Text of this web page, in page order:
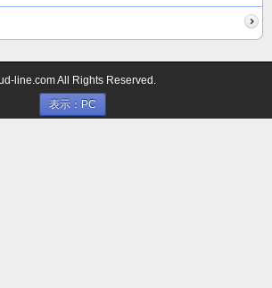
line.com All Rights Reserved.
表示：PC